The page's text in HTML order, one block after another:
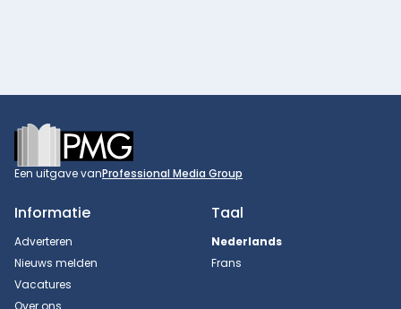
Footer
Een uitgave vanProfessional Media Group
Informatie
Adverteren
Nieuws melden
Vacatures
Taal
Nederlands
Frans